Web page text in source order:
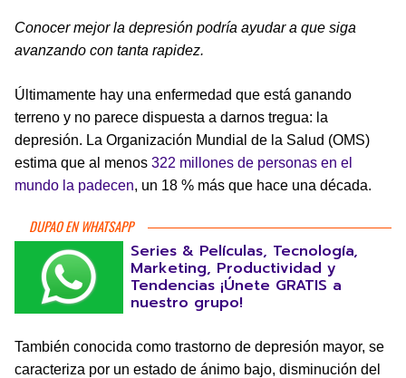
Conocer mejor la depresión podría ayudar a que siga
avanzando con tanta rapidez.
Últimamente hay una enfermedad que está ganando
terreno y no parece dispuesta a darnos tregua: la
depresión. La Organización Mundial de la Salud (OMS)
estima que al menos 322 millones de personas en el
mundo la padecen, un 18 % más que hace una década.
DUPAO EN WHATSAPP
Series & Películas, Tecnología,
Marketing, Productividad y
Tendencias ¡Únete GRATIS a
nuestro grupo!
También conocida como trastorno de depresión mayor, se
caracteriza por un estado de ánimo bajo, disminución del